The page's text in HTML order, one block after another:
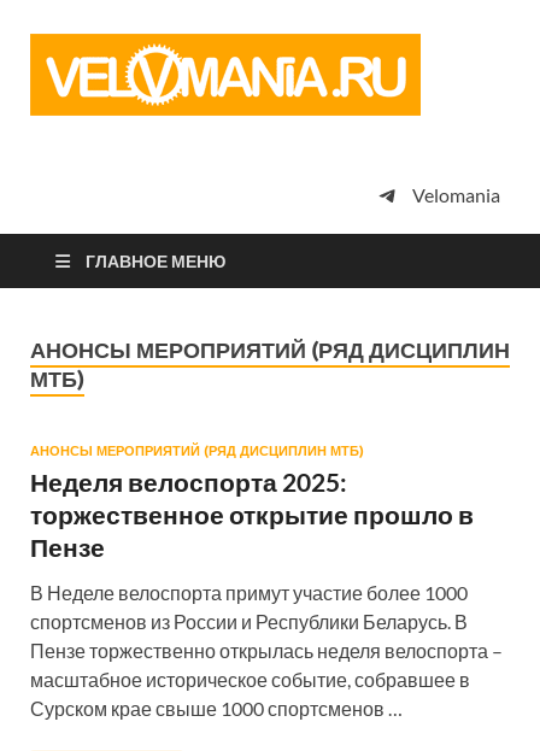
просто
Velomania
ГЛАВНОЕ МЕНЮ
АНОНСЫ МЕРОПРИЯТИЙ (РЯД ДИСЦИПЛИН
МТБ)
АНОНСЫ МЕРОПРИЯТИЙ (РЯД ДИСЦИПЛИН МТБ)
Неделя велоспорта 2025:
торжественное открытие прошло в
Пензе
В Неделе велоспорта примут участие более 1000
спортсменов из России и Республики Беларусь. В
Пензе торжественно открылась неделя велоспорта –
масштабное историческое событие, собравшее в
Сурском крае свыше 1000 спортсменов …